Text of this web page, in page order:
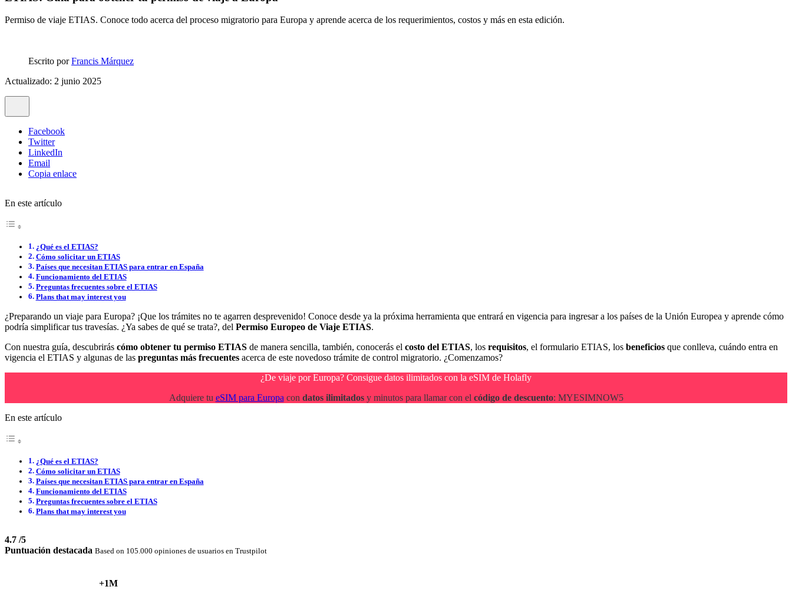
Permiso de viaje ETIAS. Conoce todo acerca del proceso migratorio para Europa y aprende acerca de los requerimientos, costos y más en esta edición.
Escrito porFrancis Márquez
Actualizado: 2 junio 2025
Facebook
Twitter
LinkedIn
Email
Copia enlace
En este artículo
¿Qué es el ETIAS?
Cómo solicitar un ETIAS
Países que necesitan ETIAS para entrar en España
Funcionamiento del ETIAS
Preguntas frecuentes sobre el ETIAS
Plans that may interest you
¿Preparando un viaje para Europa? ¡Que los trámites no te agarren desprevenido! Conoce desde ya la próxima herramienta que entrará en vigencia para ingresar a los países de la Unión Europea y aprende cómo
podría simplificar tus travesías. ¿Ya sabes de qué se trata?, del Permiso Europeo de Viaje ETIAS.
Con nuestra guía, descubrirás cómo obtener tu permiso ETIAS de manera sencilla, también, conocerás el costo del ETIAS, los requisitos, el formulario ETIAS, los beneficios que conlleva, cuándo entra en
vigencia el ETIAS y algunas de las preguntas más frecuentes acerca de este novedoso trámite de control migratorio. ¿Comenzamos?
¿De viaje por Europa? Consigue datos ilimitados con la eSIM de Holafly
Adquiere tu eSIM para Europacondatos ilimitadosy minutos para llamar con el código de descuento: MYESIMNOW5
En este artículo
¿Qué es el ETIAS?
Cómo solicitar un ETIAS
Países que necesitan ETIAS para entrar en España
Funcionamiento del ETIAS
Preguntas frecuentes sobre el ETIAS
Plans that may interest you
4.7 /5
Puntuación destacada Based on 105.000 opiniones de usuarios en Trustpilot
+1M